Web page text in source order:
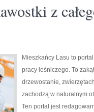
z
Mieszkańcy Lasu to
pracy leśniczego. To
drzewostanie,
zachodzą w naturalnym
Ten portal jest